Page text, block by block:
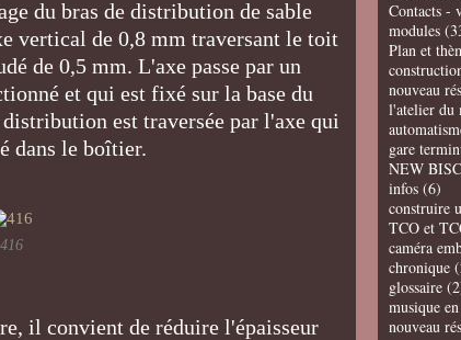
du bras de distribution de sable
vertical de 0,8 mm traversant le toit
de 0,5 mm. L'axe passe par un
et qui est fixé sur la base du
est traversée par l'axe qui
dans le boîtier.
416
il convient de réduire l'épaisseur
Contacts -
modules
Plan et
nouveau
l'atelier du
gare
NEW
infos (6)
construire
TCO et
caméra
chronique
glossaire
musique
nouveau